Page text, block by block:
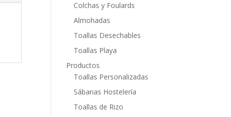
Colchas y Foulards
Almohadas
Toallas Desechables
Toallas Playa
Productos
Toallas Personalizadas
Sábanas Hostelería
Toallas de Rizo